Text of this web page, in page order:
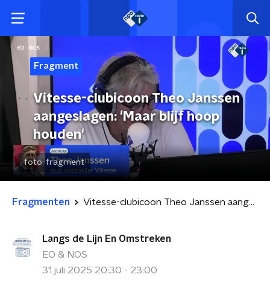
Fragment
Vitesse-clubicoon Theo Janssen
aangeslagen: 'Maar blijf hoop
houden'
foto:fragment
Fragmenten Vitesse-clubicoon Theo Janssen aangeslagen: 'Maar blijf hoop houden'
Langs de Lijn En Omstreken
EO & NOS
31 juli 2025 20:30 - 23:00